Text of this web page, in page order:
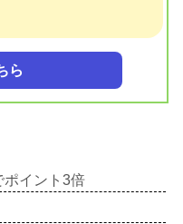
ら
ポイント3倍